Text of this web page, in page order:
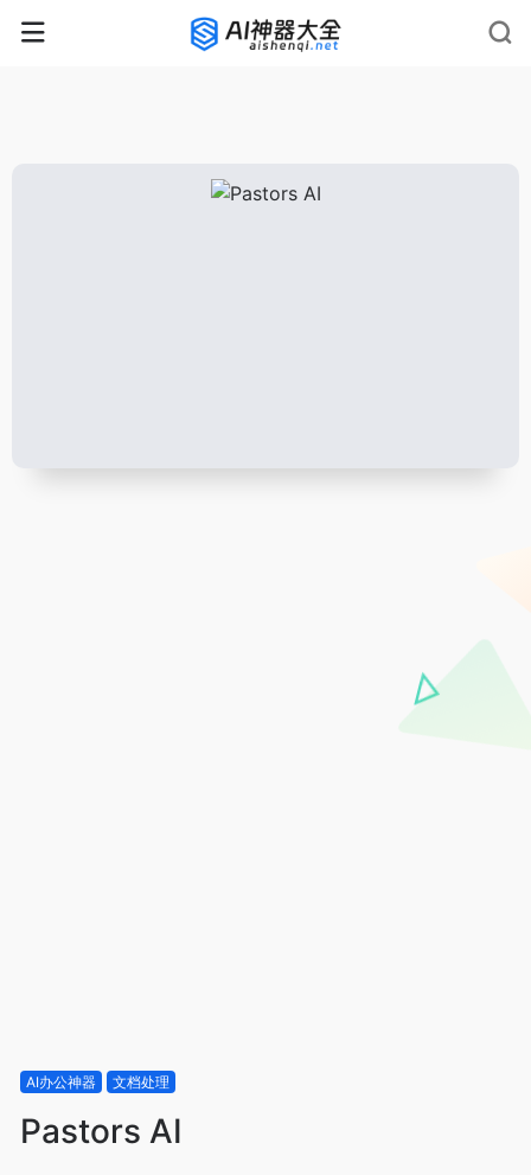
rnrn rnrn rnrn
AI办公神器 文档处理
Pastors AI